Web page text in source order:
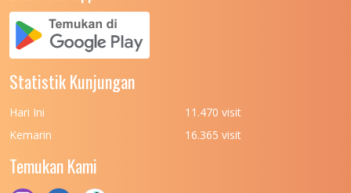
UNIVERSITAS NUSA CENDANA
UNIVERSITAS PADJADJARAN
UNIVERSITAS PATTIMURA
(UPN) VETERAN JAKARTA
UNIVERSITAS PEMBANGUNAN NASIONAL
(UPN) VETERAN JAWA TIMUR
Statistik Kunjungan
Hari Ini
11.470 visit
Kemarin
16.365 visit
Temukan Kami